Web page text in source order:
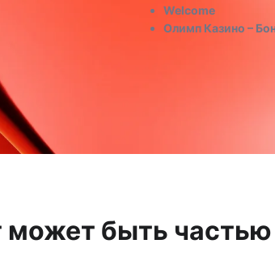
Welcome
Олимп Казино –
может быть частью